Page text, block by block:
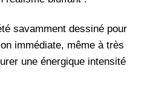
savamment dessiné pour
immédiate, même à très
une énergique intensité